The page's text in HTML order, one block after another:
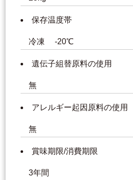
保存温度帯
冷凍 -20℃
遺伝子組替原料の使用
無
アレルギー起因原料の使用
無
賞味期限/消費期限
3年間